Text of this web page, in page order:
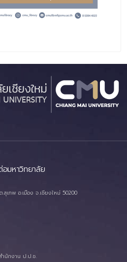
มหาวิทยาลัย
เทพ อ.เมือง จ.เชียงใหม่ 50200
ำนักงาน ป.ป.ช.